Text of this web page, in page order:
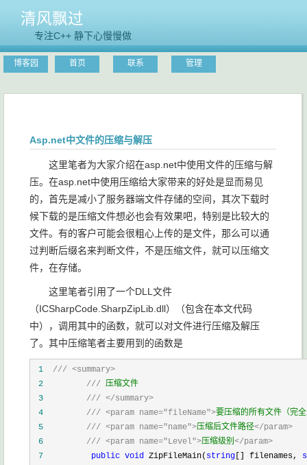
清风飘过
专注C++ 静下心慢慢做
博客园 首页 联系 管理
Asp.net中文件的压缩与解压
这里笔者为大家介绍在asp.net中使用文件的压缩与解
压。在asp.net中使用压缩给大家带来的好处是显而易见
的，首先是减小了服务器端文件存储的空间，其次下载时
候下载的是压缩文件想必也会有效果吧，特别是比较大的
文件。有的客户可能会很粗心上传的是文件，那么可以通
过判断后缀名来判断文件，不是压缩文件，就可以压缩文
件，在存储。
这里笔者引用了一个DLL文件
（ICSharpCode.SharpZipLib.dll）（包含在本文代码
中），调用其中的函数，就可以对文件进行压缩及解压
了。其中压缩笔者主要用到的函数是
1 /// <summary>
2
/// 压缩文件
3
/// </summary>
4
/// <param name="fileName">要压缩的所有文件（完
5
/// <param name="name">压缩后文件路径</param>
6
/// <param name="Level">压缩级别</param>
7
public void ZipFileMain( string [] filenames,